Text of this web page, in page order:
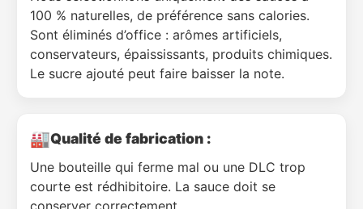
100 % naturelles, de préférence sans calories.
Sont éliminés d’office : arômes artificiels,
conservateurs, épaississants, produits chimiques.
Le sucre ajouté peut faire baisser la note.
🏭Qualité de fabrication :
Une bouteille qui ferme mal ou une DLC trop
courte est rédhibitoire. La sauce doit se